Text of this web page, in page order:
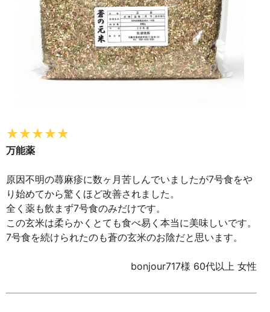
万能薬
原因不明の蕁麻疹に数ヶ月苦しんでいましたが7号食をや
り始めてから驚くほど改善されました。
全く薬も飲まず7号食のみだけです。
この玄米は柔らかくとても食べ易く本当に美味しいです。
7号食を続けられたのも蒼の玄米のお陰だと思います。
bonjour717様 60代以上 女性